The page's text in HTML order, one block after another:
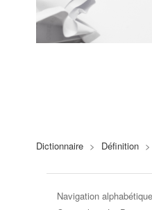
Dictionnaire > Définition >
Navigation alphabétique